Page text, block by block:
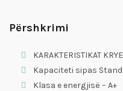
Përshkrimi
KARAKTERISTIKAT
Kapaciteti sipas
Klasa e energjisë – A+